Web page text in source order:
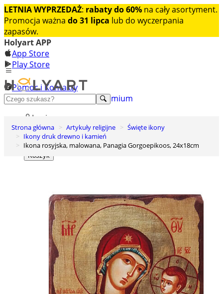
LETNIA WYPRZEDAŻ: rabaty do 60% na cały asortyment.
Promocja ważna do 31 lipca lub do wyczerpania
zapasów.
Holyart APP
App Store
Play Store
Pomoc i Kontakty
+48 222 922 860
Odkryj premium
Login
Lista życzeń
0
Koszyk
Strona główna Artykuły religijne
Święte ikony
Ikony druk drewno i kamień
Ikona rosyjska, malowana, Panagia Gorgoepikoos, 24x18cm